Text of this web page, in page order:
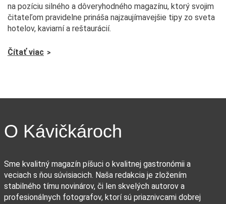
na pozíciu silného a dôveryhodného magazínu, ktorý svojim
čitateľom pravidelne prináša najzaujímavejšie tipy zo sveta
hotelov, kaviarní a reštaurácií.
Čítať viac
O Kávičkároch
Sme kvalitný magazín píšuci o kvalitnej gastronómii a
veciach s ňou súvisiacich. Naša redakcia je zložením
stabilného tímu novinárov, či len skvelých autorov a
profesionálnych fotografov, ktorí sú priaznivcami dobrej